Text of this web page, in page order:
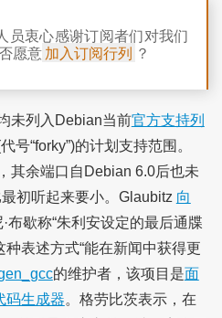
员衷心感谢订阅者们对我们
愿意 加入订阅行列 ？
未列入Debian当前官方支持列
号“forky”)的计划支持范围。
其余端口自Debian 6.0后也未
初听起来要小。Glaubitz 向
布歇称“朱利安设定的最后通牒
表述方式“能在新闻中获得更
的维护者，该项目是面
码生成器。格劳比茨表示，在